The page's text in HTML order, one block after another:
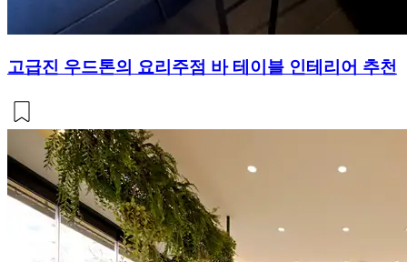
고급진 우드톤의 요리주점 바 테이블 인테리어 추천